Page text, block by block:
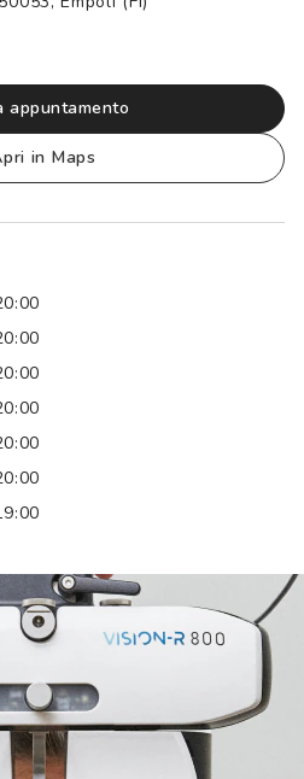
della vista gratuito
appuntamento
in Maps